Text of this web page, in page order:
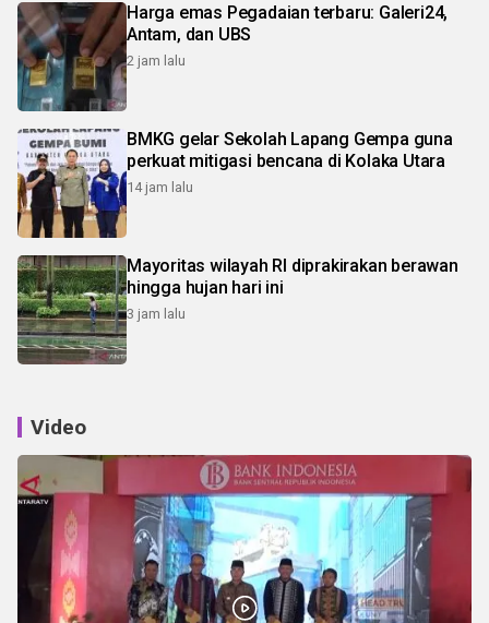
Harga emas Pegadaian terbaru: Galeri24,
Antam, dan UBS
2 jam lalu
BMKG gelar Sekolah Lapang Gempa guna
perkuat mitigasi bencana di Kolaka Utara
14 jam lalu
Mayoritas wilayah RI diprakirakan berawan
hingga hujan hari ini
3 jam lalu
Video